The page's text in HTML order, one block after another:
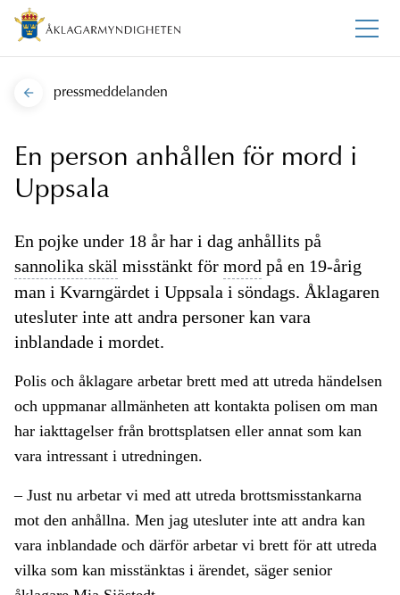
pressmeddelanden
En person anhållen för mord i
Uppsala
En pojke under 18 år har i dag anhållits på
sannolika skäl misstänkt för mord på en 19-årig
man i Kvarngärdet i Uppsala i söndags. Åklagaren
utesluter inte att andra personer kan vara
inblandade i mordet.
Polis och åklagare arbetar brett med att utreda händelsen
och uppmanar allmänheten att kontakta polisen om man
har iakttagelser från brottsplatsen eller annat som kan
vara intressant i utredningen.
– Just nu arbetar vi med att utreda brottsmisstankarna
mot den anhållna. Men jag utesluter inte att andra kan
vara inblandade och därför arbetar vi brett för att utreda
vilka som kan misstänktas i ärendet, säger senior